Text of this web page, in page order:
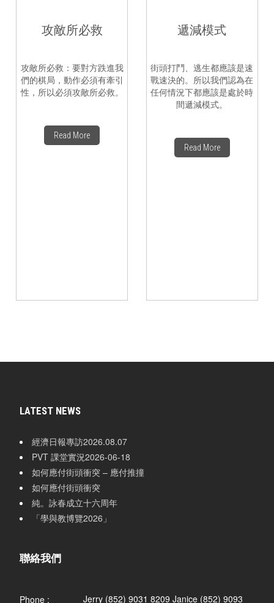
攻敵所必救
攻敵所必救：要對方跌進我
們的棋局，動作必須有牽引
性，所以必須攻敵所必救。
Read More
遞減模式
街頭打鬥、逃生都應該是速
戰速決的。所以我們認為在
任何情況下都應該是處於時
間遞減模式。
Read More
LATEST NEWS
經濟日報專訪2026.08.07
PVT 課堂實況2026-06-18
如何應付街頭衝突 – 應付推撞
如何應付街頭衝突
純。詠春成立十六周年
「學與教博覽2026」
聯絡我們
Phone : Jerry (852) 9031 8209 Janice (852) 9093